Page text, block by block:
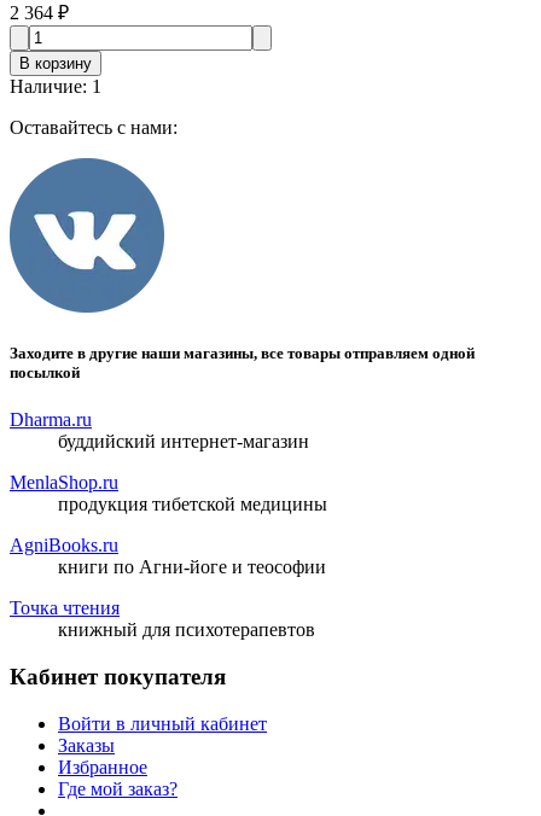
2 364 ₽
В корзину
Наличие: 1
Оставайтесь с нами:
Заходите в другие наши магазины, все товары отправляем одной
посылкой
Dharma.ru
буддийский интернет-магазин
MenlaShop.ru
продукция тибетской медицины
AgniBooks.ru
книги по Агни-йоге и теософии
Точка чтения
книжный для психотерапевтов
Кабинет покупателя
Войти в личный кабинет
Заказы
Избранное
Где мой заказ?